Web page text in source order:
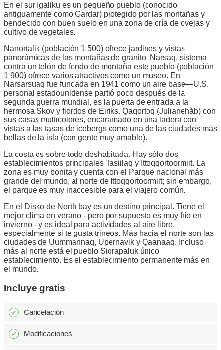
En el sur Igaliku es un pequeño pueblo (conocido
antiguamente como Gardar) protegido por las montañas y
bendecido con buen suelo en una zona de cría de ovejas y
cultivo de vegetales.
Nanortalik (población 1 500) ofrece jardines y vistas
panorámicas de las montañas de granito. Narsaq, sistema
contra un telón de fondo de montaña este pueblo (población
1 900) ofrece varios atractivos como un museo. En
Narsarsuaq fue fundada en 1941 como un aire base—U.S.
personal estadounidense partió poco después de la
segunda guerra mundial, es la puerta de entrada a la
hermosa Skov y fiordos de Eiriks. Qaqortoq (Julianehåb) con
sus casas multicolores, encaramado en una ladera con
vistas a las tasas de icebergs como una de las ciudades más
bellas de la isla (con gente muy amable).
La costa es sobre todo deshabitada. Hay sólo dos
establecimientos principales Tasiilaq y Ittoqqortoormiit. La
zona es muy bonita y cuenta con el Parque nacional más
grande del mundo, al norte de Ittoqqortoormiit; sin embargo,
el parque es muy inaccesible para el viajero común.
En el Disko de North bay es un destino principal. Tiene el
mejor clima en verano - pero por supuesto es muy frío en
invierno - y es ideal para actividades al aire libre,
especialmente si te gusta trineos. Más hacia el norte son las
ciudades de Uummannaq, Upernavik y Qaanaaq. Incluso
más al norte está el pueblo Siorapaluk único
establecimiento. Es el establecimiento permanente más en
el mundo.
Incluye gratis
Cancelación
Modificaciones